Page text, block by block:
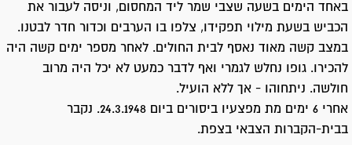
באחד הימים בשעה שצבי שמר ליד המחסום, וניסה לעבור את
הכביש בשעת מילוי תפקידו, צלפו בו הערבים וכדור חדר לבטנו.
במצב קשה מאוד נאסף לבית החולים. לאחר מספר ימים קשה היה
להכירו. גופו נחלש לגמרי ואף לדבר כמעט לא יכל היה מרוב
חולשה. ניתחוהו - אך ללא הועיל.
אחרי 6 ימים מת מפצעיו ביסורים ביום 24.3.1948. נקבר
בבית-הקברות הצבאי בצפת.